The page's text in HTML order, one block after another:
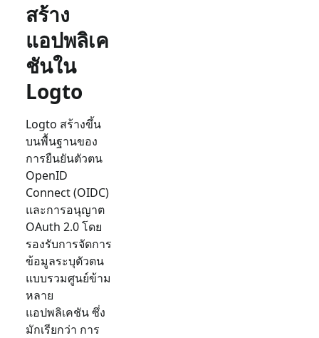
สร้าง
แอปพลิเค
ชันใน
Logto
Logto สร้างขึ้น
บนพื้นฐานของ
การยืนยันตัวตน
OpenID
Connect (OIDC)
และการอนุญาต
OAuth 2.0 โดย
รองรับการจัดการ
ข้อมูลระบุตัวตน
แบบรวมศูนย์ข้าม
หลาย
แอปพลิเคชัน ซึ่ง
มักเรียกว่า การ